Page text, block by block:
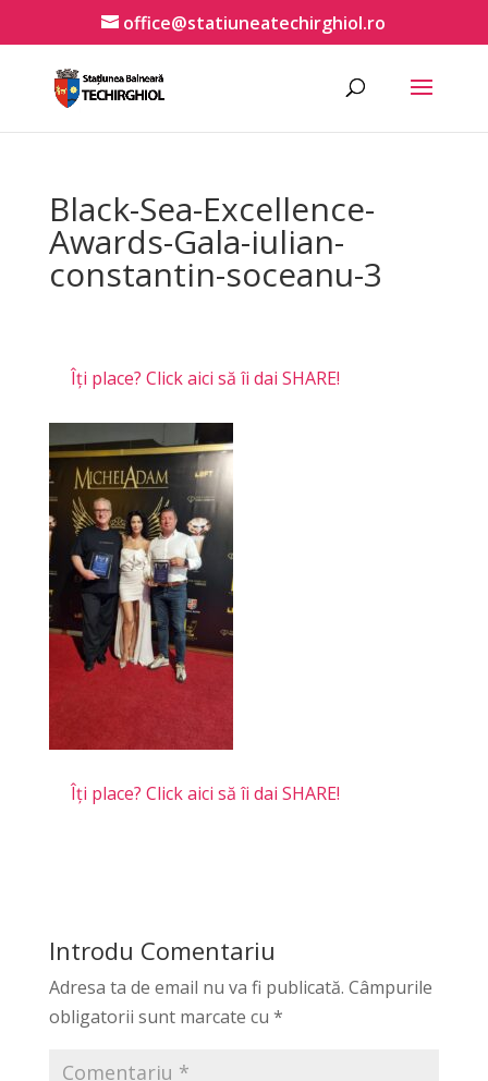
office@statiuneatechirghiol.ro
Black-Sea-Excellence-
Awards-Gala-iulian-
constantin-soceanu-3
Îți place? Click aici să îi dai SHARE!
Îți place? Click aici să îi dai SHARE!
Introdu Comentariu
Adresa ta de email nu va fi publicată. Câmpurile
obligatorii sunt marcate cu *